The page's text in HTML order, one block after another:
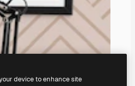
device to enhance site